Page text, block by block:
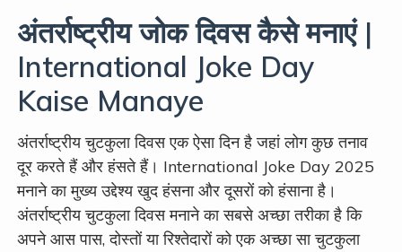
अंतर्राष्ट्रीय जोक दिवस कैसे मनाएं |
International Joke Day
Kaise Manaye
अंतर्राष्ट्रीय चुटकुला दिवस एक ऐसा दिन है जहां लोग कुछ तनाव
दूर करते हैं और हंसते हैं। International Joke Day 2025
मनाने का मुख्य उद्देश्य खुद हंसना और दूसरों को हंसाना है।
अंतर्राष्ट्रीय चुटकुला दिवस मनाने का सबसे अच्छा तरीका है कि
अपने आस पास, दोस्तों या रिश्तेदारों को एक अच्छा सा चुटकुला